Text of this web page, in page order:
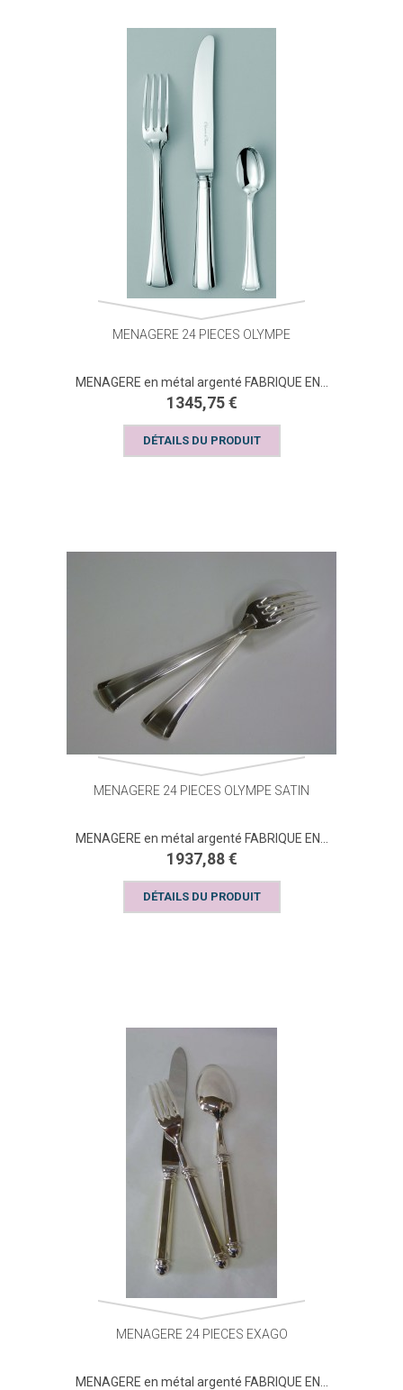
MENAGERE 24 PIECES OLYMPE
MENAGERE en métal argenté FABRIQUE EN...
1345,75 €
DÉTAILS DU PRODUIT
MENAGERE 24 PIECES OLYMPE SATIN
MENAGERE en métal argenté FABRIQUE EN...
1937,88 €
DÉTAILS DU PRODUIT
MENAGERE 24 PIECES EXAGO
MENAGERE en métal argenté FABRIQUE EN...